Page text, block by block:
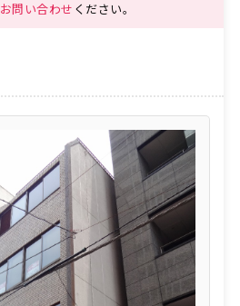
お問い合わせ ください。